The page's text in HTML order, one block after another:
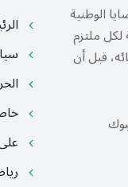
الوطنية
ملتزم
قبل أن